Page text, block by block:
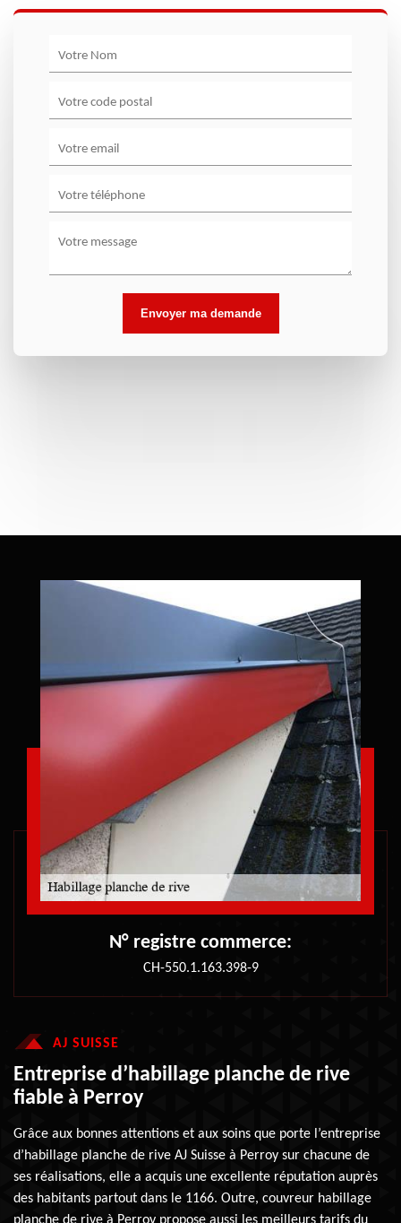
N° registre commerce:
CH-550.1.163.398-9
AJ SUISSE
Entreprise d’habillage planche de rive
fiable à Perroy
Grâce aux bonnes attentions et aux soins que porte l’entreprise
d’habillage planche de rive AJ Suisse à Perroy sur chacune de
ses réalisations, elle a acquis une excellente réputation auprès
des habitants partout dans le 1166. Outre, couvreur habillage